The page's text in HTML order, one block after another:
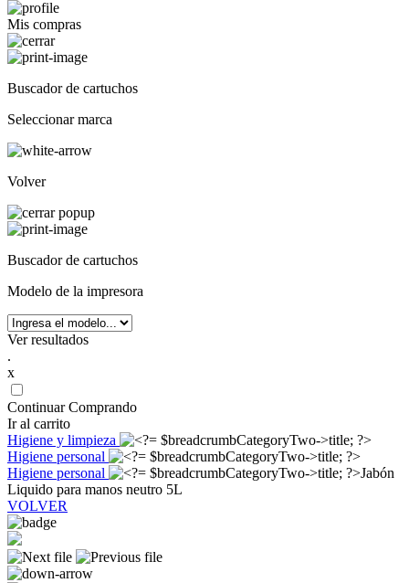
Mis compras
Buscador de cartuchos
Seleccionar marca
Volver
Buscador de cartuchos
Modelo de la impresora
Ver resultados
.
x
Continuar Comprando
Ir al carrito
Higiene y limpieza
Higiene personal
Higiene personal
Jabón
Liquido para manos neutro 5L
VOLVER